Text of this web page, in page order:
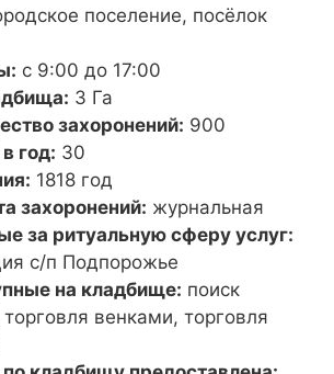
поселение, посёлок
с 9:00 до 17:00
3 Га
захоронений: 900
год: 30
1818 год
захоронений: журнальная
за ритуальную сферу услуг:
с/п Подпорожье
на кладбище: поиск
венками, торговля